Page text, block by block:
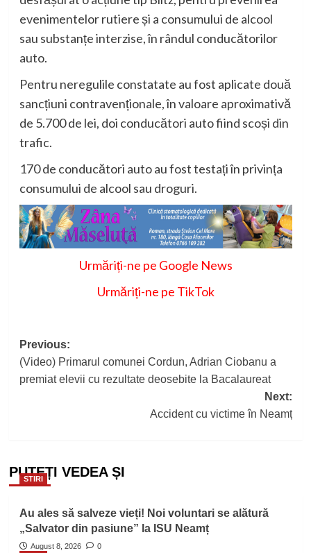
evenimentelor rutiere și a consumului de alcool
sau substanțe interzise, în rândul conducătorilor
auto.
Pentru neregulile constatate au fost aplicate două
sancțiuni contravenționale, în valoare aproximativă
de 5.700 de lei, doi conducători auto fiind scoși din
trafic.
170 de conducători auto au fost testați în privința
consumului de alcool sau droguri.
Urmăriți-ne pe Google News
Urmăriți-ne pe TikTok
Post
navigation
Previous:
(Video) Primarul comunei Cordun, Adrian Ciobanu a
premiat elevii cu rezultate deosebite la Bacalaureat
Next:
Accident cu victime în Neamț
PUTEȚI VEDEA ȘI
STIRI
Au ales să salveze vieți! Noi voluntari se alătură
„Salvator din pasiune” la ISU Neamț
August 8, 2026
0